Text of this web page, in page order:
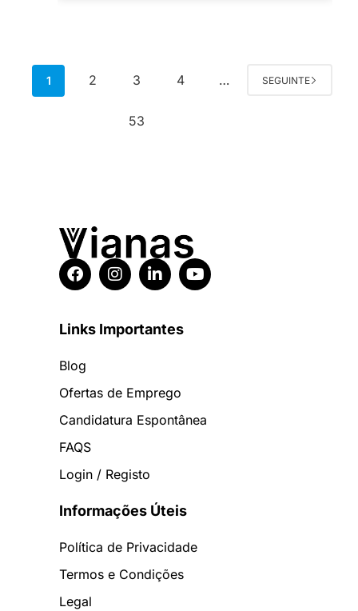
1 2 3 4 …
53
SEGUINTE
Links Importantes
Blog
Ofertas de Emprego
Candidatura Espontânea
FAQS
Login / Registo
Informações Úteis
Política de Privacidade
Termos e Condições
Legal